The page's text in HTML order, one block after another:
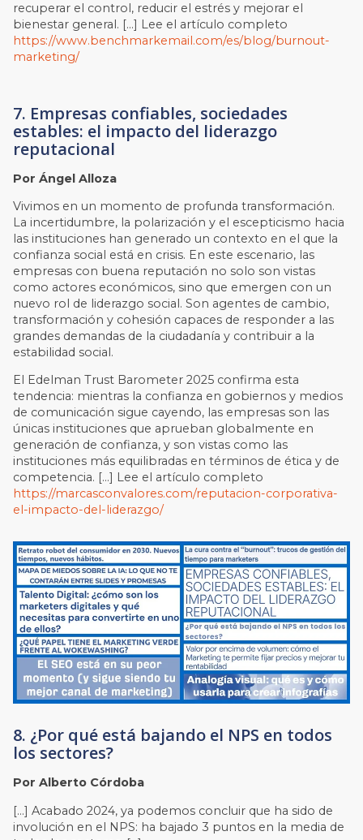
recuperar el control, reducir el estrés y mejorar el
bienestar general. […] Lee el artículo completo
https://www.benchmarkemail.com/es/blog/burnout-
marketing/
7. Empresas confiables, sociedades
estables: el impacto del liderazgo
reputacional
Por Ángel Alloza
Vivimos en un momento de profunda transformación.
La incertidumbre, la polarización y el escepticismo hacia
las instituciones han generado un contexto en el que la
confianza social está en crisis. En este escenario, las
empresas con buena reputación no solo son vistas
como actores económicos, sino que emergen con un
nuevo rol de liderazgo social. Son agentes de cambio,
transformación y cohesión capaces de responder a las
grandes demandas de la ciudadanía y contribuir a la
estabilidad social.
El Edelman Trust Barometer 2025 confirma esta
tendencia: mientras la confianza en gobiernos y medios
de comunicación sigue cayendo, las empresas son las
únicas instituciones que aprueban globalmente en
generación de confianza, y son vistas como las
instituciones más equilibradas en términos de ética y de
competencia. […] Lee el artículo completo
https://marcasconvalores.com/reputacion-corporativa-
el-impacto-del-liderazgo/
8. ¿Por qué está bajando el NPS en todos
los sectores?
Por Alberto Córdoba
[…] Acabado 2024, ya podemos concluir que ha sido de
involución en el NPS: ha bajado 3 puntos en la media de